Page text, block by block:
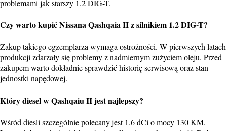
problemami jak starszy 1.2 DIG-T.
Czy warto kupić Nissana Qashqaia II z silnikiem 1.2 DIG-T?
Zakup takiego egzemplarza wymaga ostrożności. W pierwszych latach
produkcji zdarzały się problemy z nadmiernym zużyciem oleju. Przed
zakupem warto dokładnie sprawdzić historię serwisową oraz stan
jednostki napędowej.
Który diesel w Qashqaiu II jest najlepszy?
Wśród diesli szczególnie polecany jest 1.6 dCi o mocy 130 KM.